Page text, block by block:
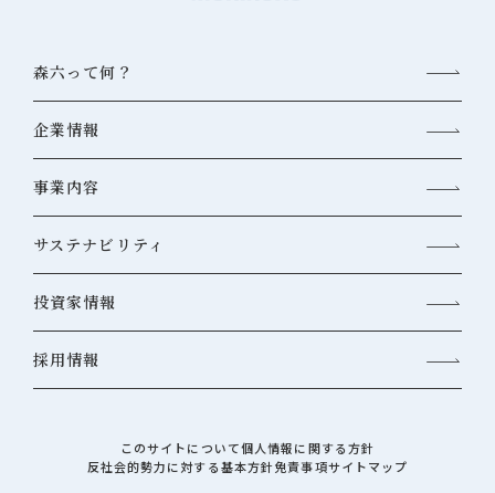
森六って何？
企業情報
事業内容
サステナビリティ
投資家情報
採用情報
このサイトについて個人情報に関する方針
反社会的勢力に対する基本方針免責事項サイトマップ